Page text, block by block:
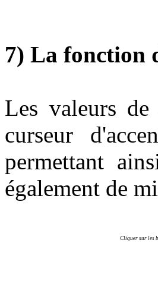
7) La fonction
Les valeurs
curseur
permettant
également de
Cliquer sur les